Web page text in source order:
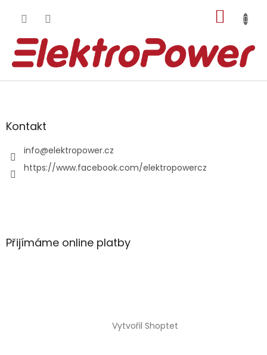
KOŠÍK
Z
aKontakt
info@elektropower.cz
https://www.facebook.com/elektropowercz
Přijímáme online platby
Vytvořil Shoptet